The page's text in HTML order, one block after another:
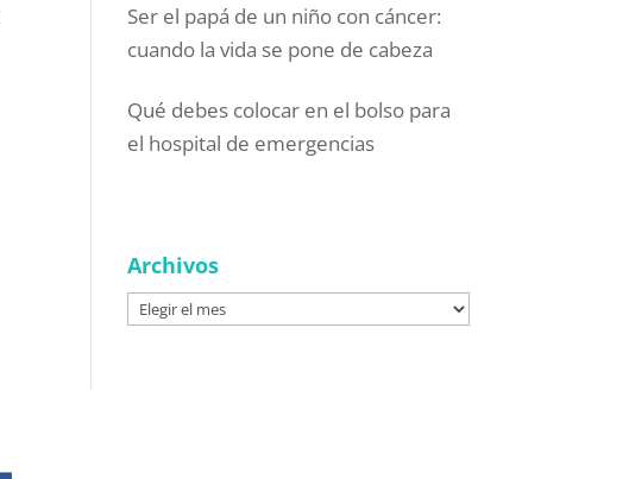
Ser el papá de un niño con cáncer:
cuando la vida se pone de cabeza
Qué debes colocar en el bolso para
el hospital de emergencias
Archivos
Archivos